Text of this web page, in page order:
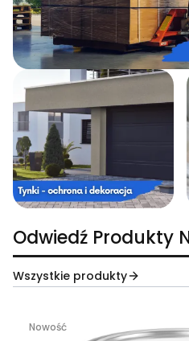
Odwiedź Produkty
Wszystkie produkty
Nowość